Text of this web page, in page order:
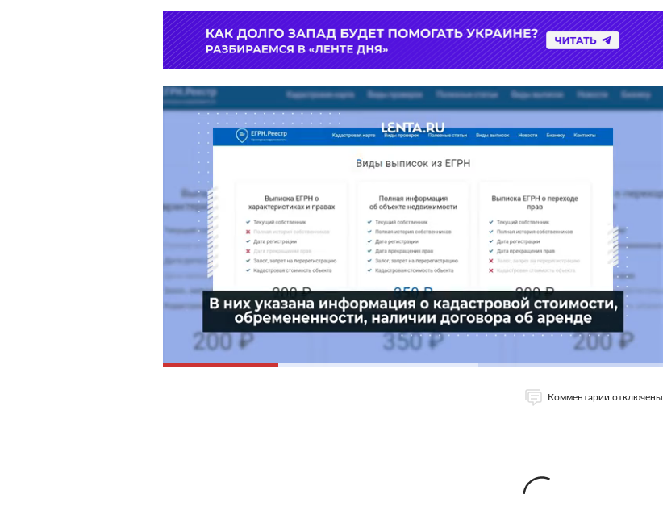
Комментарии отключены